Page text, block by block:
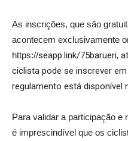
As inscrições, que são
acontecem exclusivamente
https://seapp.link/75barueri,
ciclista pode se inscrever
regulamento está disponível
Para validar a participação e
é imprescindível que os